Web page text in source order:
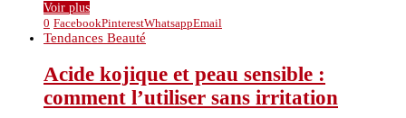
Voir plus
0 FacebookPinterestWhatsappEmail
Tendances Beauté
Acide kojique et peau sensible :
comment l’utiliser sans irritation